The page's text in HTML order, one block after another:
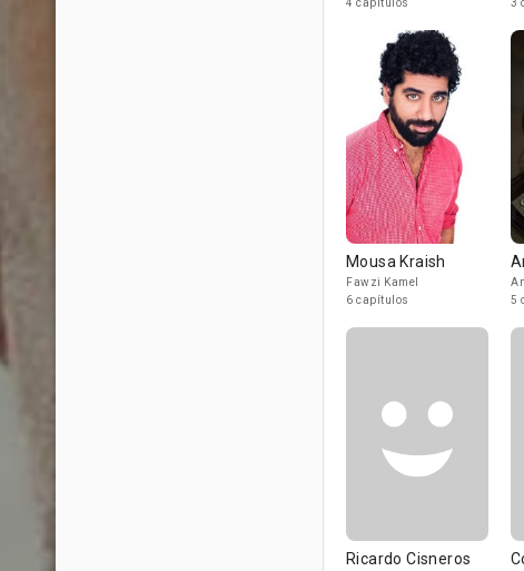
4 capítulos
3
Mousa Kraish
Fawzi Kamel
6 capítulos
5
Ricardo Cisneros